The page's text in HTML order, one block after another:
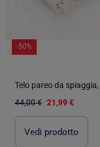
-50%
44,00 € 21,99 €
Vedi prodotto